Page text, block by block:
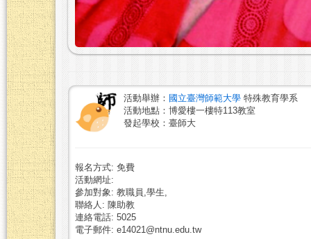
活動舉辦： 國立臺灣師範大學 特殊教育學系
活動地點：博愛樓一樓特113教室
發起學校：臺師大
報名方式: 免費
活動網址:
參加對象: 教職員,學生,
聯絡人: 陳助教
連絡電話: 5025
電子郵件: e14021@ntnu.edu.tw